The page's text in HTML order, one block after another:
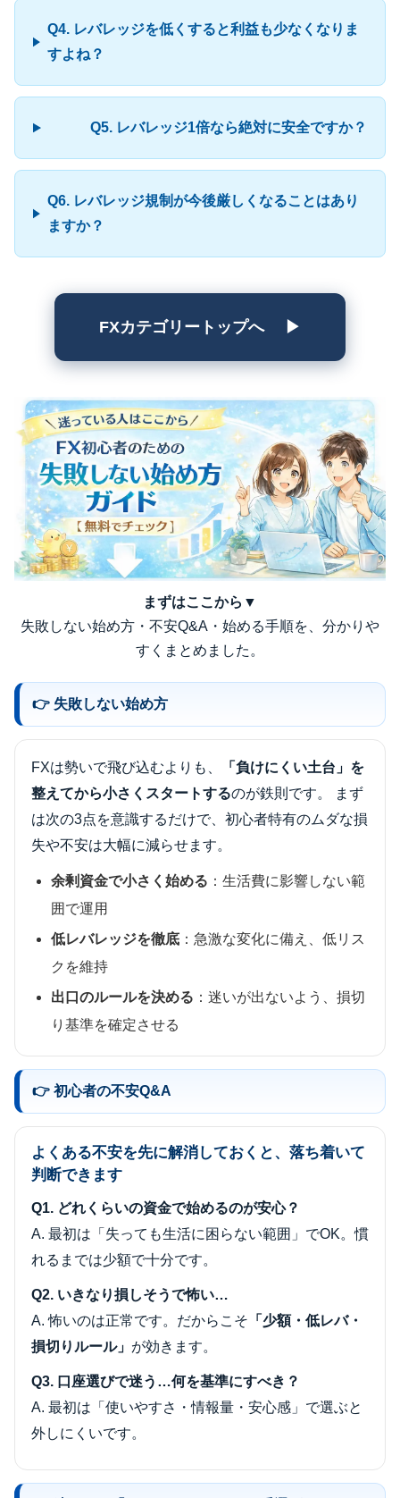
Q4. レバレッジを低くすると利益も少なくなりま
すよね？
Q5. レバレッジ1倍なら絶対に安全ですか？
Q6. レバレッジ規制が今後厳しくなることはあり
ますか？
FXカテゴリートップへ ▶
まずはここから▼
失敗しない始め方・不安Q&A・始める手順を、分かりや
すくまとめました。
👉 失敗しない始め方
FXは勢いで飛び込むよりも、
「負けにくい土台」を
整えてから小さくスタートするのが鉄則です。 まず
は次の3点を意識するだけで、初心者特有のムダな損
失や不安は大幅に減らせます。
余剰資金で小さく始める ：生活費に影響しない範
囲で運用
低レバレッジを徹底 ：急激な変化に備え、低リス
クを維持
出口のルールを決める ：迷いが出ないよう、損切
り基準を確定させる
👉 初心者の不安Q&A
よくある不安を先に解消しておくと、落ち着いて
判断できます
Q1. どれくらいの資金で始めるのが安心？
A. 最初は「失っても生活に困らない範囲」でOK。慣
れるまでは少額で十分です。
Q2. いきなり損しそうで怖い…
A. 怖いのは正常です。だからこそ 「少額・低レバ・
損切りルール」 が効きます。
Q3. 口座選びで迷う…何を基準にすべき？
A. 最初は「使いやすさ・情報量・安心感」で選ぶと
外しにくいです。